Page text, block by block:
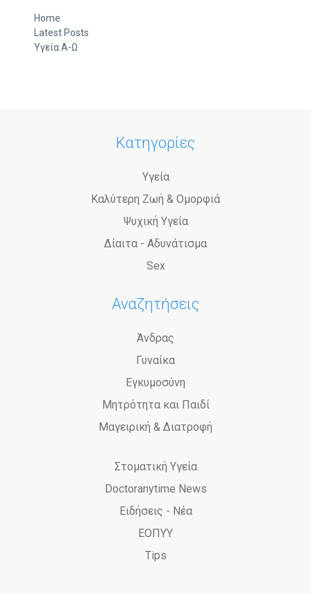
Home
Latest Posts
Υγεία Α-Ω
Κατηγορίες
Υγεία
Καλύτερη Ζωή & Ομορφιά
Ψυχική Υγεία
Δίαιτα - Αδυνάτισμα
Sex
Αναζητήσεις
Άνδρας
Γυναίκα
Εγκυμοσύνη
Μητρότητα και Παιδί
Μαγειρική & Διατροφή
Στοματική Υγεία
Doctoranytime News
Ειδήσεις - Νέα
ΕΟΠΥΥ
Tips